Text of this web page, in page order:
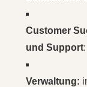
Customer
und Support:
Verwaltung: